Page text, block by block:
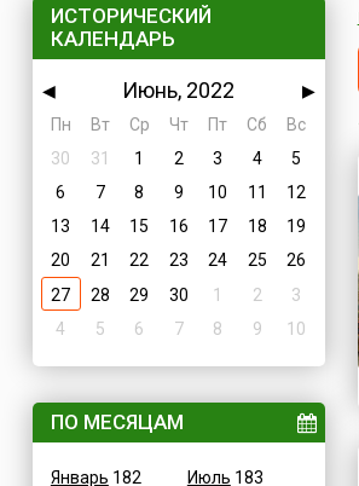
ИСТОРИЧЕСКИЙ
КАЛЕНДАРЬ
◀ Июнь, 2022
▶
Пн
Вт Ср Чт Пт Сб
Вс
30
31 1 2 3 4
5
6
7 8 9 10 11
12
13
14 15 16 17 18
19
20
21 22 23 24 25
26
27
28 29 30 1 2
3
4
5 6 7 8 9 10
ПО МЕСЯЦАМ
Январь 182
Июль 183